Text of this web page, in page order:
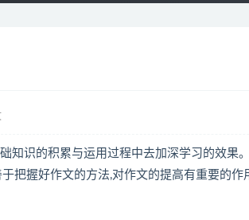
知识的积累与运用过程中去加深学习的效果
把握好作文的方法,对作文的提高有重要的作